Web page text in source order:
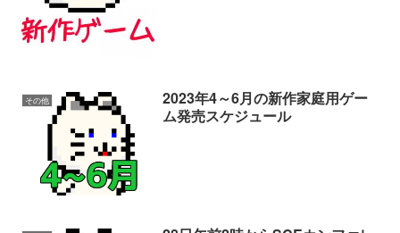
サドン ストライク 5 デラックスエディ
ション
イナズマイレブン 英雄たちのヴィクト
その他
2023年4～6月の新作家庭用ゲー
ム発売スケジュール